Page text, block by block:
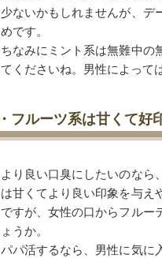
少ないかもしれませんが、デ
めです。
ちなみにミント系は無難中の
てくださいね。男性によって
・フルーツ系は甘くて好
より良い口臭にしたいのなら
は甘くてより良い印象を与え
ですが、女性の口からフルー
ょうか。
パパ活するなら、男性に気に